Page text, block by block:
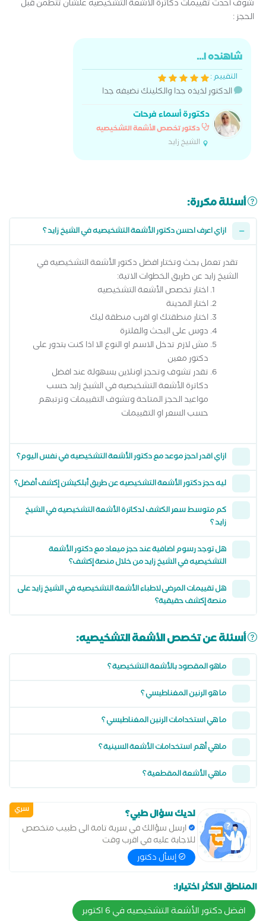
شوف أحدث تقييمات دكاترة الأشعة التشخيصيه علشان تتطمن قبل
الحجز :
شاهنده ا...
التقييم :
الدكتور لذيذه جدا والكلينك نضيفه جدا
دكتورة أسماء فرحات
دكتور تخصص الأشعة التشخيصيه
الشيخ زايد
أسئلة مكررة:
ازاي اعرف احسن دكتور الأشعة التشخيصيه في الشيخ زايد ؟
تقدر تعمل بحث وتختار افضل دكتور الأشعة التشخيصيه في
الشيخ زايد عن طريق الخطوات الاتية:
اختار تخصص الأشعة التشخيصيه
اختار المدينة
اختار منطقتك او اقرب منطقة ليك
دوس على البحث والفلترة
مش لازم تدخل الاسم او النوع الا اذا كنت بتدور على
دكتور معين
تقدر تشوف وتحجز اونلاين بسهولة عند افضل
دكاترة الأشعة التشخيصيه في الشيخ زايد حسب
مواعيد الحجز المتاحة وتشوف التقييمات وترتبهم
حسب السعر او التقييمات
ازاي اقدر احجز موعد مع دكتور الأشعة التشخيصيه في نفس اليوم؟
ليه حجز دكتور الأشعة التشخيصيه عن طريق أبلكيشن إكشف أفضل؟
كم متوسط سعر الكشف لدكاترة الأشعة التشخيصيه في الشيخ
زايد ؟
هل توجد رسوم اضافية عند حجز ميعاد مع دكتور الأشعة
التشخيصيه في الشيخ زايد من خلال منصة إكشف؟
هل تقييمات المرضى لاطباء الأشعة التشخيصيه في الشيخ زايد على
منصة إكشف حقيقية؟
أسئلة عن تخصص الأشعة التشخيصيه:
ماهو المقصود بالأشعة التشخيصية ؟
ما هو الرنين المغناطيسي ؟
ما هي استخدامات الرنين المغناطيسي ؟
ماهي أهم استخدامات الأشعة السينية ؟
ماهي الأشعة المقطعية ؟
سري لديك سؤال طبي؟
ارسل سؤالك في سرية تامة الى طبيب متخصص
للاجابة عليه في اقرب وقت
إسأل دكتور
المناطق الاكثر اختيارا:
افضل دكتور الأشعة التشخيصيه في 6 اكتوبر